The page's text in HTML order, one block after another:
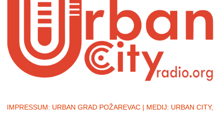
IMPRESSUM: URBAN GRAD POŽAREVAC | MEDIJ: URBAN CITY,